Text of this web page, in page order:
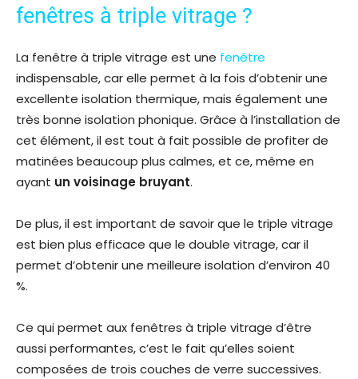
fenêtres à triple vitrage ?
La fenêtre à triple vitrage est une fenêtre
indispensable, car elle permet à la fois d’obtenir une
excellente isolation thermique, mais également une
très bonne isolation phonique. Grâce à l’installation de
cet élément, il est tout à fait possible de profiter de
matinées beaucoup plus calmes, et ce, même en
ayant un voisinage bruyant.
De plus, il est important de savoir que le triple vitrage
est bien plus efficace que le double vitrage, car il
permet d’obtenir une meilleure isolation d’environ 40
%.
Ce qui permet aux fenêtres à triple vitrage d’être
aussi performantes, c’est le fait qu’elles soient
composées de trois couches de verre successives.